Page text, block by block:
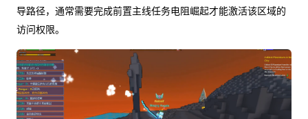
导路径，通常需要完成前置主线任务电阻崛起才能激活该区域的
访问权限。